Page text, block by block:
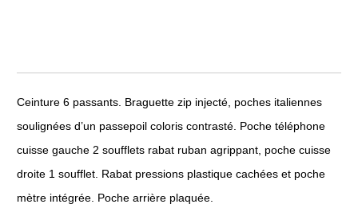
Ceinture 6 passants. Braguette zip injecté, poches italiennes
soulignées d’un passepoil coloris contrasté. Poche téléphone
cuisse gauche 2 soufflets rabat ruban agrippant, poche cuisse
droite 1 soufflet. Rabat pressions plastique cachées et poche
mètre intégrée. Poche arrière plaquée.